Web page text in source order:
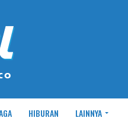
HIBURAN LAINNYA